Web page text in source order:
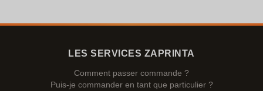
LES SERVICES ZAPRINTA
Comment passer commande ?
Puis-je commander en tant que particulier ?